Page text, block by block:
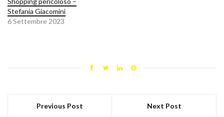
Stefania Giacomini
6 Settembre 2023
Previous Post Next Post